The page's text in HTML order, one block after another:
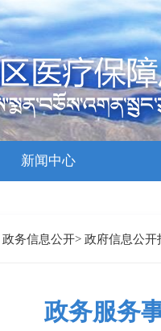
新闻中心
政务信息公开> 政府信息公开
政务服务